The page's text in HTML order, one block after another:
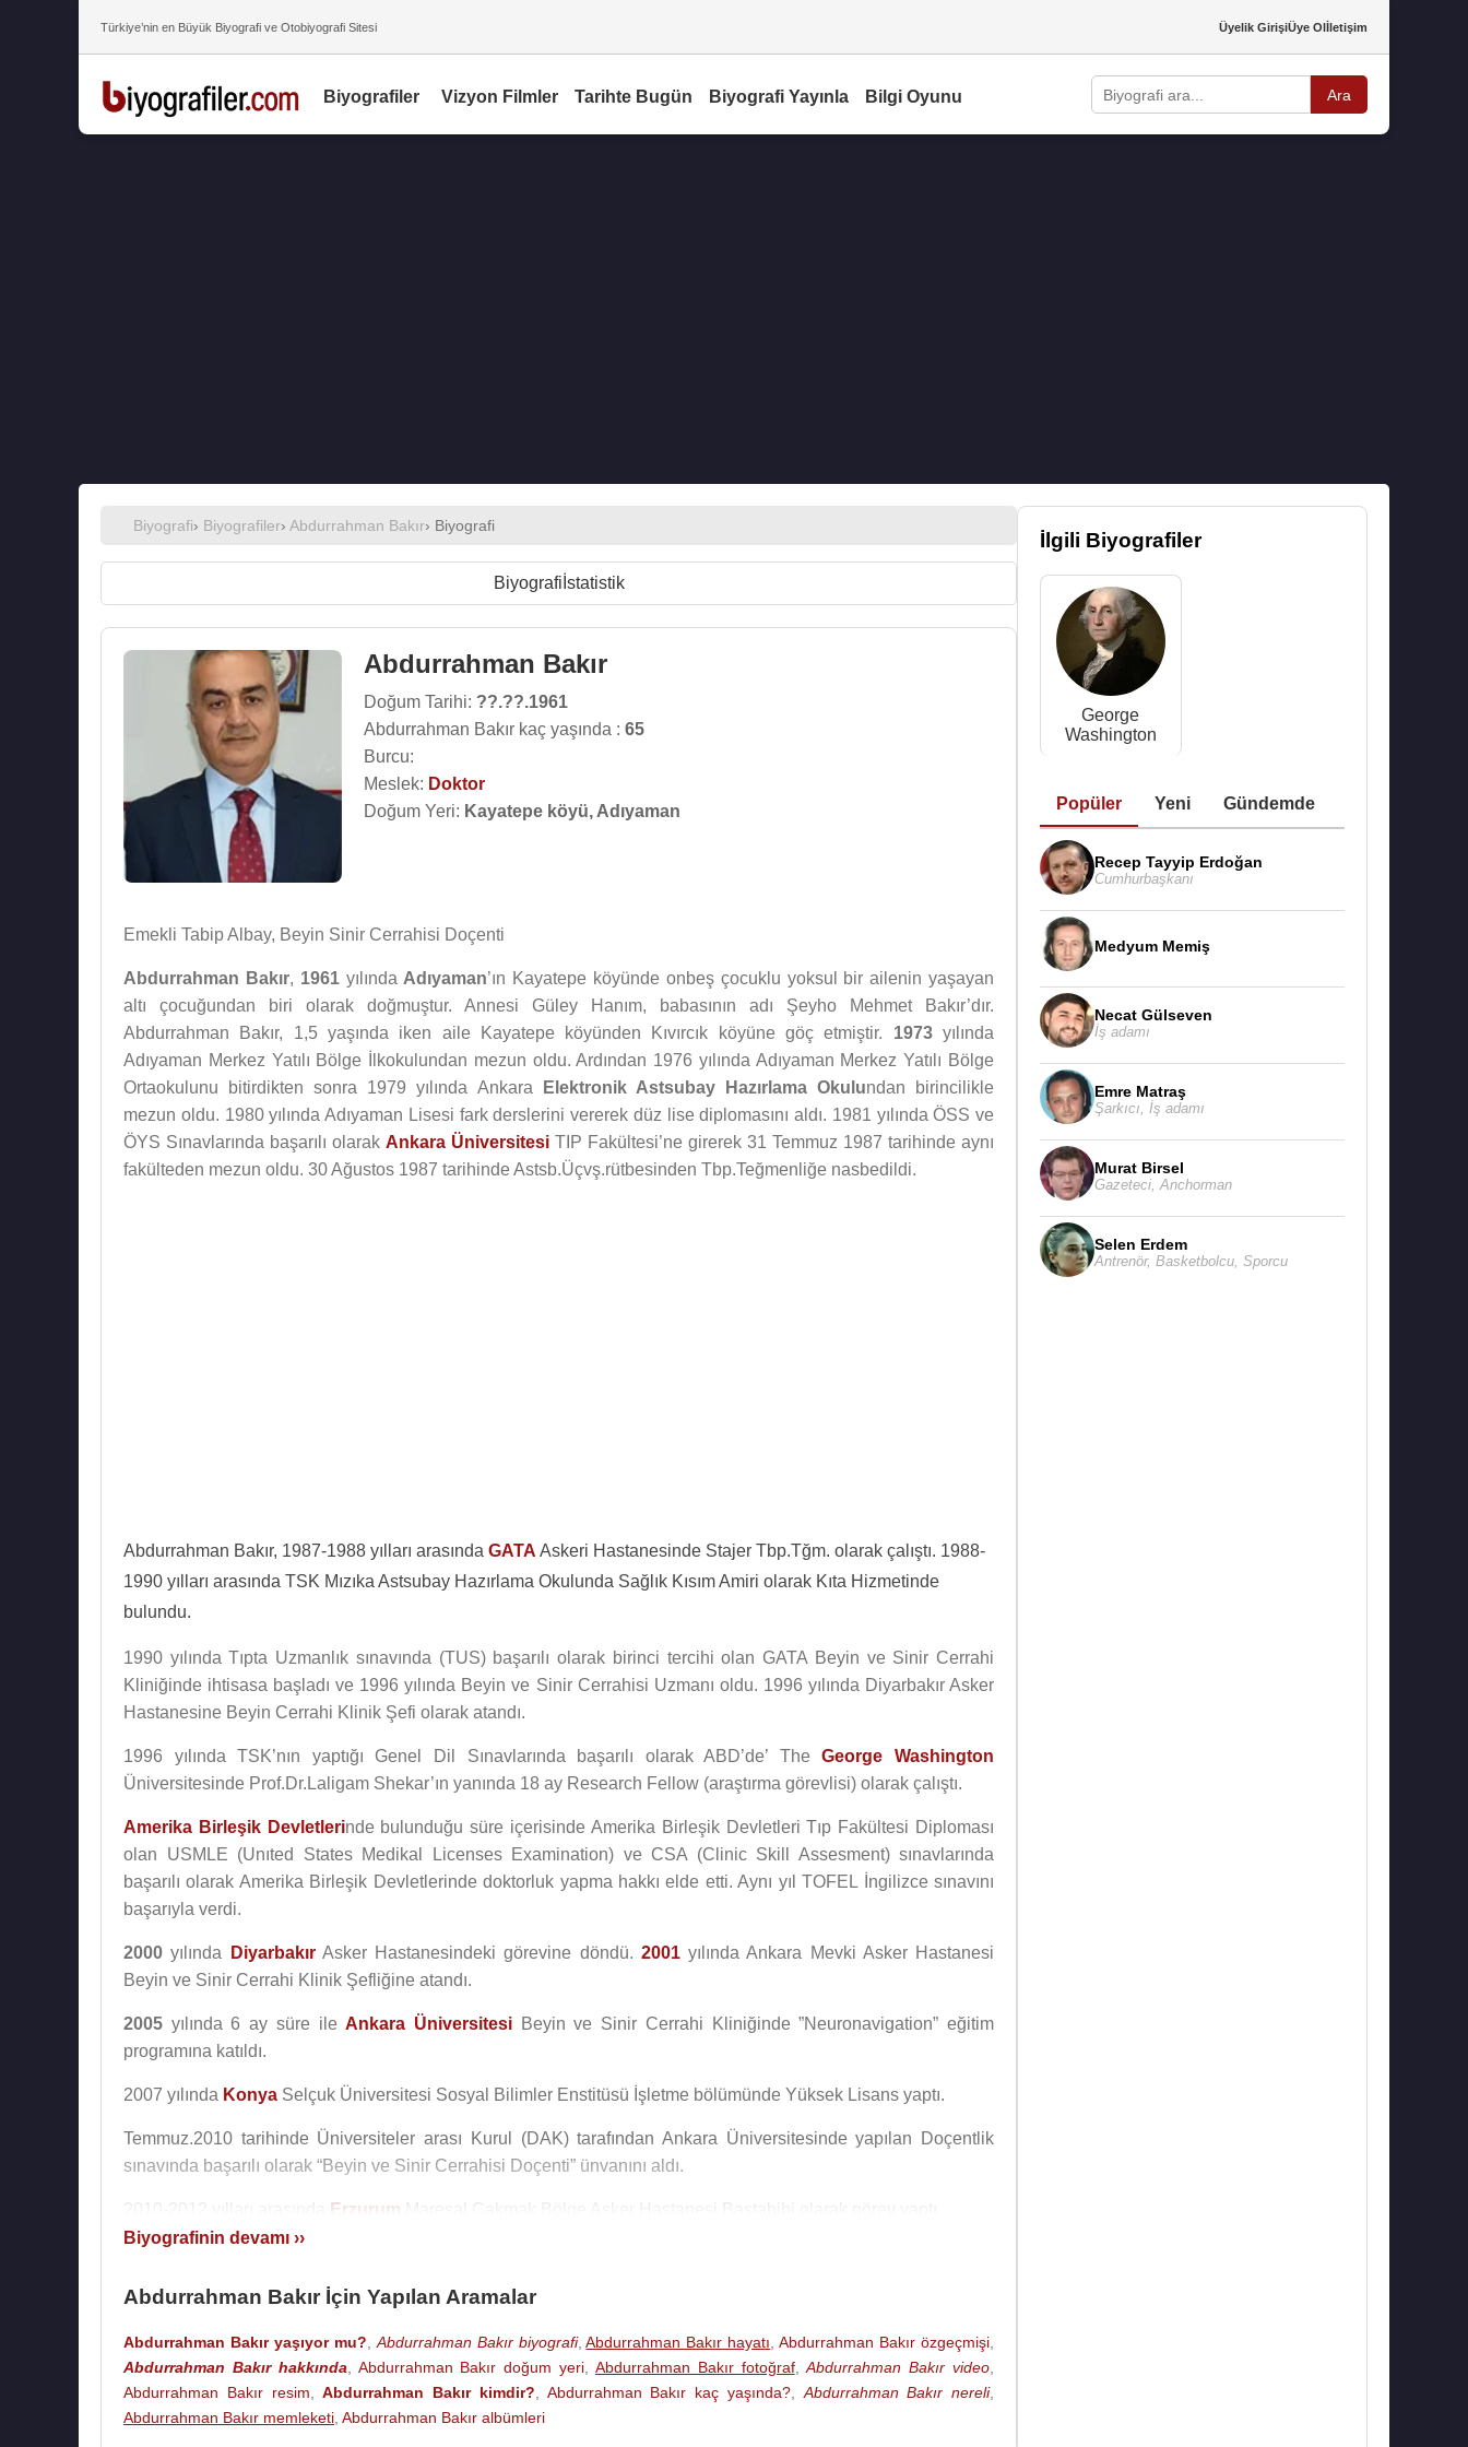
Türkiye’nin en Büyük Biyografi ve Otobiyografi Sitesi Üyelik GirişiÜye Olİletişim
Biyografiler Vizyon Filmler Tarihte Bugün Biyografi Yayınla Bilgi Oyunu Ara
Biyografi› Biyografiler› Abdurrahman Bakır› Biyografi
Biyografi İstatistik
Abdurrahman Bakır
Doğum Tarihi: ??.??.1961
Abdurrahman Bakır kaç yaşında : 65
Burcu:
Meslek: Doktor
Doğum Yeri: Kayatepe köyü, Adıyaman
Emekli Tabip Albay, Beyin Sinir Cerrahisi Doçenti
Abdurrahman Bakır, 1961yılında Adıyaman’ın Kayatepe köyünde onbeş çocuklu yoksul bir ailenin yaşayan
altı çocuğundan biri olarak doğmuştur. Annesi Güley Hanım, babasının adı Şeyho Mehmet Bakır’dır.
Abdurrahman Bakır, 1,5 yaşında iken aile Kayatepe köyünden Kıvırcık köyüne göç etmiştir. 1973yılında
Adıyaman Merkez Yatılı Bölge İlkokulundan mezun oldu. Ardından 1976 yılında Adıyaman Merkez Yatılı Bölge
Ortaokulunu bitirdikten sonra 1979 yılında Ankara
Elektronik Astsubay Hazırlama Okulundan birincilikle
mezun oldu. 1980 yılında Adıyaman Lisesi fark derslerini vererek düz lise diplomasını aldı. 1981 yılında ÖSS ve
ÖYS Sınavlarında başarılı olarak Ankara Üniversitesi TIP Fakültesi’ne girerek 31 Temmuz 1987 tarihinde aynı
fakülteden mezun oldu. 30 Ağustos 1987 tarihinde Astsb.Üçvş.rütbesinden Tbp.Teğmenliğe nasbedildi.
Abdurrahman Bakır, 1987-1988 yılları arasında GATA Askeri Hastanesinde Stajer Tbp.Tğm. olarak çalıştı. 1988-
1990 yılları arasında TSK Mızıka Astsubay Hazırlama Okulunda Sağlık Kısım Amiri olarak Kıta Hizmetinde
bulundu.
1990 yılında Tıpta Uzmanlık sınavında (TUS) başarılı olarak birinci tercihi olan GATA Beyin ve Sinir Cerrahi
Kliniğinde ihtisasa başladı ve 1996 yılında Beyin ve Sinir Cerrahisi Uzmanı oldu. 1996 yılında Diyarbakır Asker
Hastanesine Beyin Cerrahi Klinik Şefi olarak atandı.
1996 yılında TSK’nın yaptığı Genel Dil Sınavlarında başarılı olarak ABD’de’ TheGeorge Washington
Üniversitesinde Prof.Dr.Laligam Shekar’ın yanında 18 ay Research Fellow (araştırma görevlisi) olarak çalıştı.
Amerika Birleşik Devletlerinde bulunduğu süre içerisinde Amerika Birleşik Devletleri Tıp Fakültesi Diploması
olan USMLE (Unıted States Medikal Licenses Examination) ve CSA (Clinic Skill Assesment) sınavlarında
başarılı olarak Amerika Birleşik Devletlerinde doktorluk yapma hakkı elde etti. Aynı yıl TOFEL İngilizce sınavını
başarıyla verdi.
2000 yılında DiyarbakırAsker Hastanesindeki görevine döndü. 2001yılında Ankara Mevki Asker Hastanesi
Beyin ve Sinir Cerrahi Klinik Şefliğine atandı.
2005 yılında 6 ay süre ileAnkara Üniversitesi Beyin ve Sinir Cerrahi Kliniğinde ”Neuronavigation” eğitim
programına katıldı.
2007 yılında Konya Selçuk Üniversitesi Sosyal Bilimler Enstitüsü İşletme bölümünde Yüksek Lisans yaptı.
Temmuz.2010 tarihinde Üniversiteler arası Kurul (DAK) tarafından Ankara Üniversitesinde yapılan Doçentlik
sınavında başarılı olarak “Beyin ve Sinir Cerrahisi Doçenti” ünvanını aldı.
Erzurum
2012 – 2014 yılları arasında
evlendirildi. 1980 yılında oğlu Şenol dünyaya geldi. Daha sonra 1984 yılında kızı Hülya doğdu. Ardından 1990
yılında kızı Derya dünyaya geldi.
Abdurrahman Bakır,1 Kasım 2015tarihinde yapılan genel seçimlerde 26. Dönem Adıyaman’dan
Biyografinin devamı ››
Abdurrahman Bakır İçin Yapılan Aramalar
Abdurrahman Bakır yaşıyor mu? Abdurrahman Bakır biyografi,Abdurrahman Bakır hayatı ,Abdurrahman Bakır özgeçmişi
Abdurrahman Bakır hakkında
Abdurrahman Bakır doğum yeri Abdurrahman Bakır fotoğraf,Abdurrahman Bakır video
Abdurrahman Bakır resim ,Abdurrahman Bakır kimdir? Abdurrahman Bakır kaç yaşında?, Abdurrahman Bakır nereli,
Abdurrahman Bakır memleketi Abdurrahman Bakır albümleri
İlgili Biyografiler
George
Washington
Popüler Yeni Gündemde
Recep Tayyip Erdoğan
Cumhurbaşkanı
Medyum Memiş
Necat Gülseven
İş adamı
Emre Matraş
Şarkıcı İş adamı
Murat Birsel
Gazeteci Anchorman
Selen Erdem
Antrenör, Basketbolcu Sporcu